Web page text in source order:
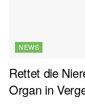
NEWS
Rettet die
Organ in